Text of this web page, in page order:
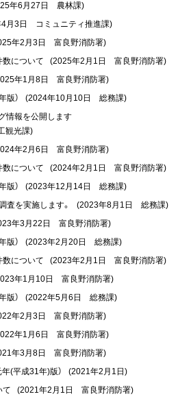
年6月27日 農林課)
月3日 コミュニティ推進課)
年2月3日 富良野消防署)
について
(2025年2月1日 富良野消防署)
年1月8日 富良野消防署)
版）
(2024年10月10日 総務課)
情報を公開します
観光課)
年2月6日 富良野消防署)
について
(2024年2月1日 富良野消防署)
版）
(2023年12月14日 総務課)
査を実施します。
(2023年8月1日 総務課)
年3月22日 富良野消防署)
版）
(2023年2月20日 総務課)
について
(2023年2月1日 富良野消防署)
年1月10日 富良野消防署)
版）
(2022年5月6日 総務課)
年2月3日 富良野消防署)
年1月6日 富良野消防署)
年3月8日 富良野消防署)
(平成31年)版）
(2021年2月1日)
て
(2021年2月1日 富良野消防署)